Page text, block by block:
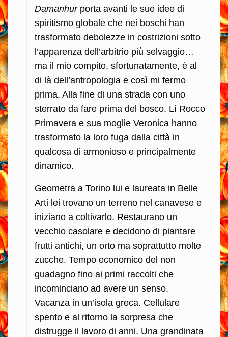
Damanhurporta avanti le sue idee di
spiritismo globale che nei boschi han
trasformato debolezze in costrizioni sotto
l’apparenza dell’arbitrio più selvaggio…
ma il mio compito, sfortunatamente, è al
di là dell’antropologia e così mi fermo
prima. Alla fine di una strada con uno
sterrato da fare prima del bosco. Lì Rocco
Primavera e sua moglie Veronica hanno
trasformato la loro fuga dalla città in
qualcosa di armonioso e principalmente
dinamico.
Geometra a Torino lui e laureata in Belle
Arti lei trovano un terreno nel canavese e
iniziano a coltivarlo. Restaurano un
vecchio casolare e decidono di piantare
frutti antichi, un orto ma soprattutto molte
zucche. Tempo economico del non
guadagno fino ai primi raccolti che
incominciano ad avere un senso.
Vacanza in un’isola greca. Cellulare
spento e al ritorno la sorpresa che
distrugge il lavoro di anni. Una grandinata